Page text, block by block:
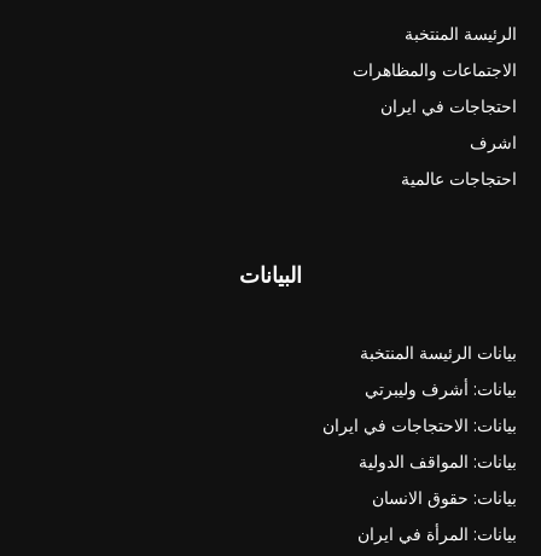
الرئيسة المنتخبة
الاجتماعات والمظاهرات
احتجاجات في ايران
اشرف
احتجاجات عالمية
البيانات
بيانات الرئيسة المنتخبة
بيانات: أشرف وليبرتي
بيانات: الاحتجاجات في ايران
بيانات: المواقف الدولية
بيانات: حقوق الانسان
بيانات: المرأة في ايران